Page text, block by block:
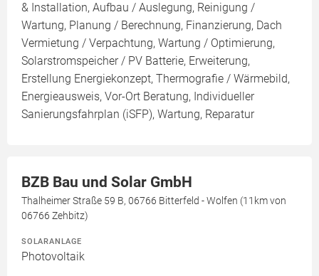
& Installation, Aufbau / Auslegung, Reinigung /
Wartung, Planung / Berechnung, Finanzierung, Dach
Vermietung / Verpachtung, Wartung / Optimierung,
Solarstromspeicher / PV Batterie, Erweiterung,
Erstellung Energiekonzept, Thermografie / Wärmebild,
Energieausweis, Vor-Ort Beratung, Individueller
Sanierungsfahrplan (iSFP), Wartung, Reparatur
BZB Bau und Solar GmbH
Thalheimer Straße 59 B, 06766 Bitterfeld - Wolfen (11km von
06766 Zehbitz)
SOLARANLAGE
Photovoltaik